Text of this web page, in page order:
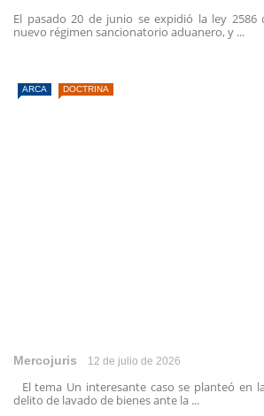
El pasado 20 de junio se expidió la ley 2586
nuevo régimen sancionatorio aduanero, y ...
ARCA DOCTRINA
Mercojuris 12 de julio de 2026
El tema Un interesante caso se planteó en
delito de lavado de bienes ante la ...